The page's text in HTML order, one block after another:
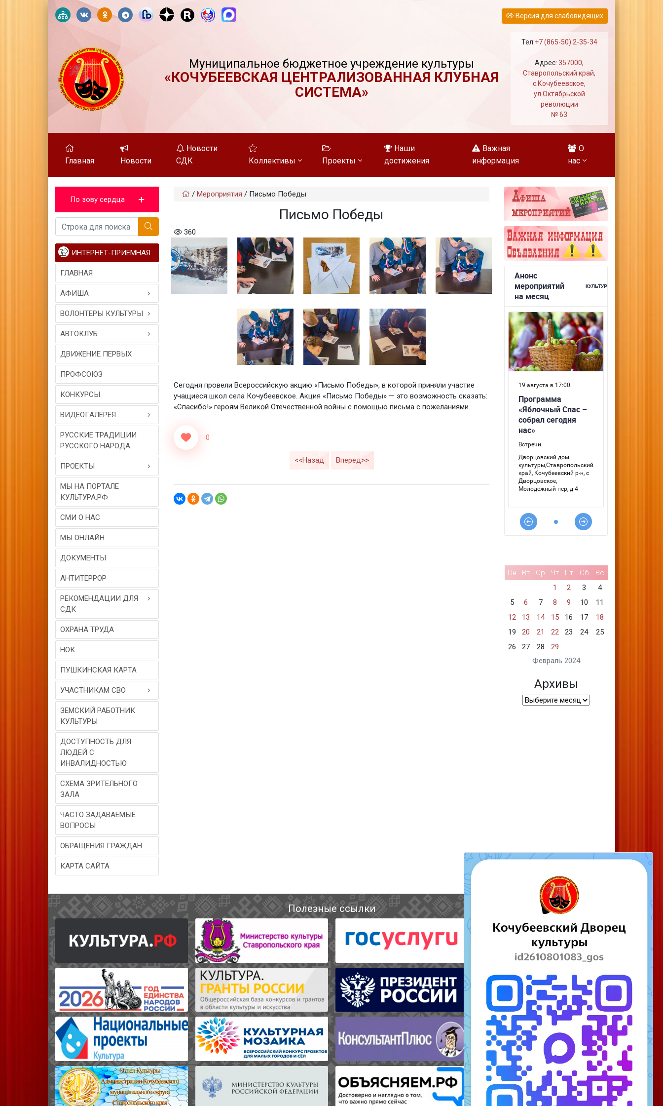
Версия для слабовидящих
Муниципальное бюджетное учреждение культуры
«КОЧУБЕЕВСКАЯ ЦЕНТРАЛИЗОВАННАЯ КЛУБНАЯ
СИСТЕМА»
Тел:+7 (865-50) 2-35-34
Адрес:357000,
Ставропольский край,
с.Кочубеевское,
ул.Октябрьской
революции
№ 63
Главная Новости
Новости
СДК
Коллективы Проекты
Наши
достижения
Важная
информация
О
нас
По зову сердца
ИНТЕРНЕТ-ПРИЕМНАЯ
ГЛАВНАЯ
АФИША
ВОЛОНТЕРЫ КУЛЬТУРЫ
АВТОКЛУБ
ДВИЖЕНИЕ ПЕРВЫХ
ПРОФСОЮЗ
КОНКУРСЫ
ВИДЕОГAЛЕРЕЯ
РУССКИЕ ТРАДИЦИИ
РУССКОГО НАРОДА
ПРОЕКТЫ
МЫ НА ПОРТАЛЕ
КУЛЬТУРА.РФ
СМИ О НАС
МЫ ОНЛАЙН
ДОКУМЕНТЫ
АНТИТЕРРОР
РЕКОМЕНДАЦИИ ДЛЯ
СДК
ОХРАНА ТРУДА
НОК
ПУШКИНСКАЯ КАРТА
УЧАСТНИКАМ СВО
ЗЕМСКИЙ РАБОТНИК
КУЛЬТУРЫ
ДОСТУПНОСТЬ ДЛЯ
ЛЮДЕЙ С
ИНВАЛИДНОСТЬЮ
СХЕМА ЗРИТЕЛЬНОГО
ЗАЛА
ЧАСТО ЗАДАВАЕМЫЕ
ВОПРОСЫ
ОБРАЩЕНИЯ ГРАЖДАН
КАРТА САЙТА
/ Мероприятия / Письмо Победы
Письмо Победы
360
Сегодня провели Всероссийскую акцию «Письмо Победы», в которой приняли участие
учащиеся школ села Кочубеевское. Акция «Письмо Победы» — это возможность сказать:
«Спасибо!» героям Великой Отечественной войны с помощью письма с пожеланиями.
0
<<Назад Вперед>>
Февраль 2024
Пн Вт Ср Чт Пт Сб
Вс
1
2 3
4
5
6 7 8 9 10
11
12
13 14 15 16 17
18
19
20 21 22 23 24
25
26
27 28 29
Архивы
Архивы
Полезные ссылки